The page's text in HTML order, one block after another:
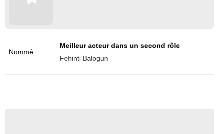
Nommé
Meilleur acteur dans un second rôle
Fehinti Balogun